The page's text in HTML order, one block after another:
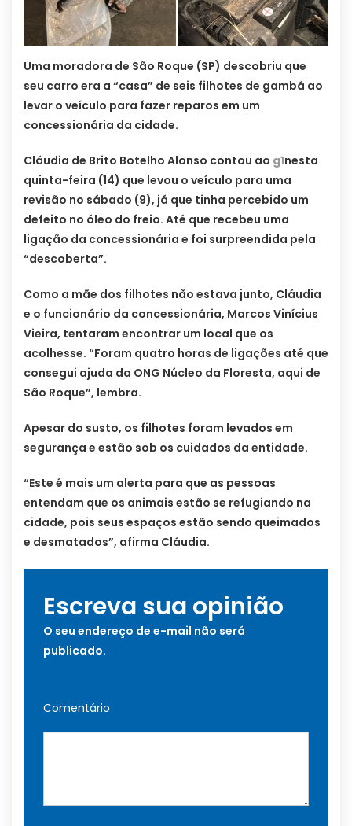
Uma moradora de São Roque (SP) descobriu que
seu carro era a “casa” de seis filhotes de gambá ao
levar o veículo para fazer reparos em um
concessionária da cidade.
Cláudia de Brito Botelho Alonso contou ao g1nesta
quinta-feira (14) que levou o veículo para uma
revisão no sábado (9), já que tinha percebido um
defeito no óleo do freio. Até que recebeu uma
ligação da concessionária e foi surpreendida pela
“descoberta”.
Como a mãe dos filhotes não estava junto, Cláudia
e o funcionário da concessionária, Marcos Vinícius
Vieira, tentaram encontrar um local que os
acolhesse. “Foram quatro horas de ligações até que
consegui ajuda da ONG Núcleo da Floresta, aqui de
São Roque”, lembra.
Apesar do susto, os filhotes foram levados em
segurança e estão sob os cuidados da entidade.
“Este é mais um alerta para que as pessoas
entendam que os animais estão se refugiando na
cidade, pois seus espaços estão sendo queimados
e desmatados”, afirma Cláudia.
Escreva sua opinião
O seu endereço de e-mail não será
publicado.
Comentário